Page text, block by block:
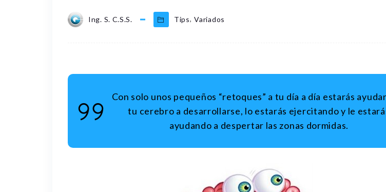
Ing. S. C.S.S. Tips, Variados
Con solo unos pequeños “retoques” a tu día a día estarás
tu cerebro a desarrollarse, lo estarás ejercitando y le
ayudando a despertar las zonas dormidas.